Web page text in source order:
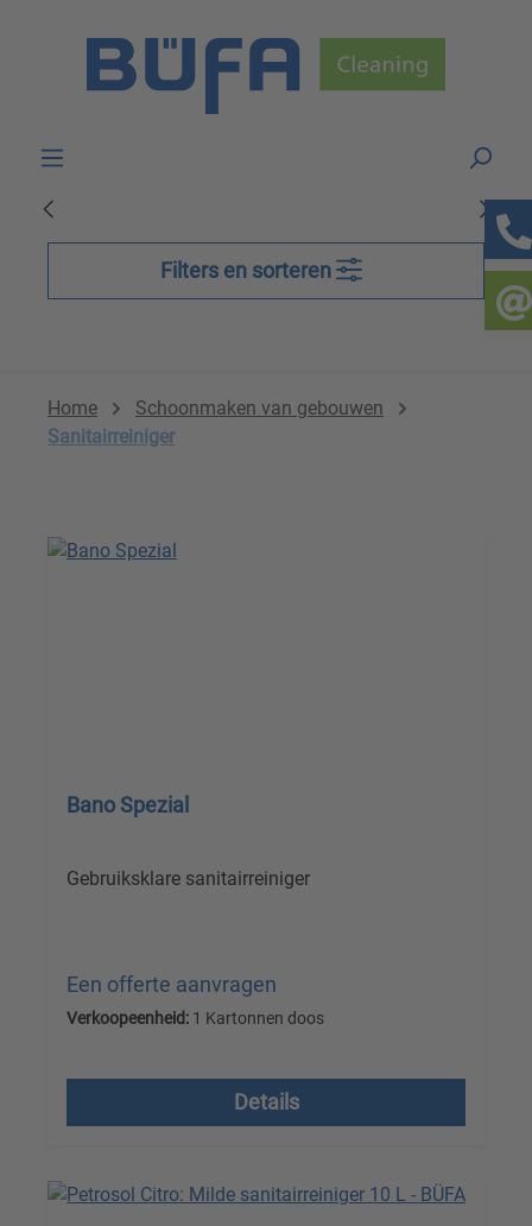
Filters en sorteren
Home
Schoonmaken van gebouwen
Sanitairreiniger
Bano Spezial
Gebruiksklare sanitairreiniger
Een offerte aanvragen
Verkoopeenheid: 1 Kartonnen doos
Details